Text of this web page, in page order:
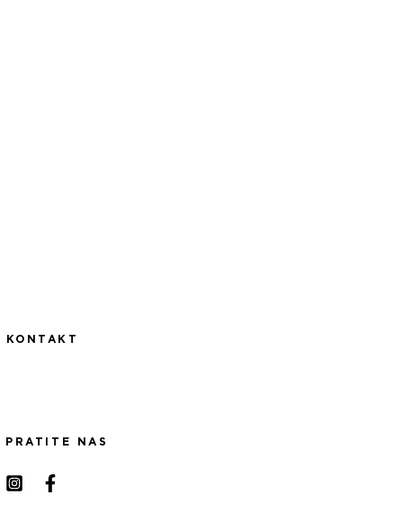
KONTAKT
PRATITE NAS